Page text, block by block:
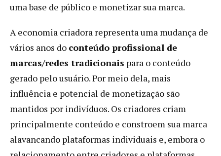
uma base de público e monetizar sua marca.
A economia criadora representa uma mudança de
vários anos do conteúdo profissional de
marcas/redes tradicionais para o conteúdo
gerado pelo usuário. Por meio dela, mais
influência e potencial de monetização são
mantidos por indivíduos. Os criadores criam
principalmente conteúdo e constroem sua marca
alavancando plataformas individuais e, embora o